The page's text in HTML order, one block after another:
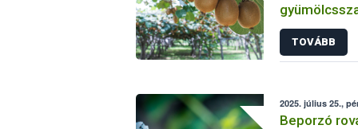
TOVÁBB
2025. július 25.,
Beporzó